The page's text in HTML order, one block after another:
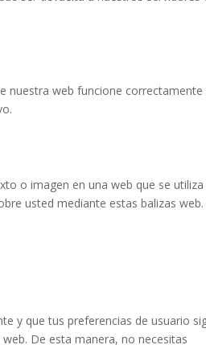
nuestra web funcione correctamente
o imagen en una web que se utiliza
usted mediante estas balizas web.
y que tus preferencias de usuario
De esta manera, no necesitas